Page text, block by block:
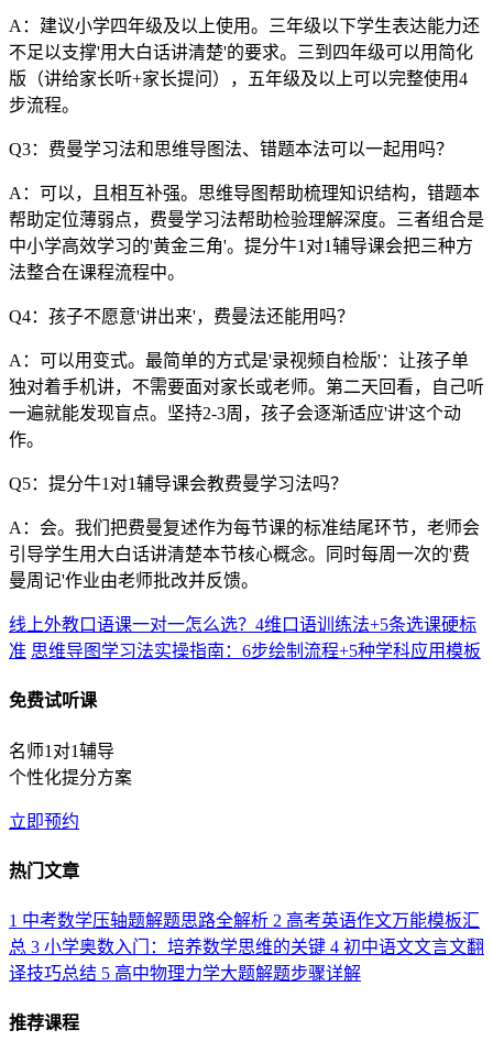
A：建议小学四年级及以上使用。三年级以下学生表达能力还
不足以支撑'用大白话讲清楚'的要求。三到四年级可以用简化
版（讲给家长听+家长提问），五年级及以上可以完整使用4
步流程。
Q3：费曼学习法和思维导图法、错题本法可以一起用吗？
A：可以，且相互补强。思维导图帮助梳理知识结构，错题本
帮助定位薄弱点，费曼学习法帮助检验理解深度。三者组合是
中小学高效学习的'黄金三角'。提分牛1对1辅导课会把三种方
法整合在课程流程中。
Q4：孩子不愿意'讲出来'，费曼法还能用吗？
A：可以用变式。最简单的方式是'录视频自检版'：让孩子单
独对着手机讲，不需要面对家长或老师。第二天回看，自己听
一遍就能发现盲点。坚持2-3周，孩子会逐渐适应'讲'这个动
作。
Q5：提分牛1对1辅导课会教费曼学习法吗？
A：会。我们把费曼复述作为每节课的标准结尾环节，老师会
引导学生用大白话讲清楚本节核心概念。同时每周一次的'费
曼周记'作业由老师批改并反馈。
线上外教口语课一对一怎么选？4维口语训练法+5条选课硬标
准 思维导图学习法实操指南：6步绘制流程+5种学科应用模板
免费试听课
名师1对1辅导
个性化提分方案
立即预约
热门文章
1 中考数学压轴题解题思路全解析 2 高考英语作文万能模板汇
总 3 小学奥数入门：培养数学思维的关键 4 初中语文文言文翻
译技巧总结 5 高中物理力学大题解题步骤详解
推荐课程